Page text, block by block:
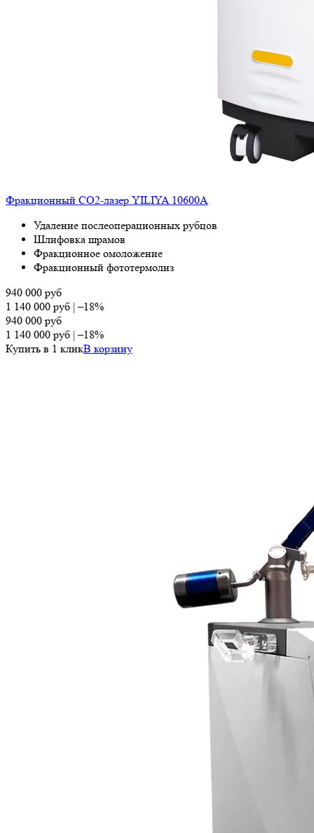
Фракционный СО2-лазер YILIYA 10600A
Удаление послеоперационных рубцов
Шлифовка шрамов
Фракционное омоложение
Фракционный фототермолиз
940 000 руб
1 140 000 руб |–18%
940 000 руб
1 140 000 руб |–18%
Купить в 1 кликВ корзину